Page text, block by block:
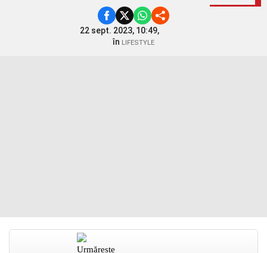
22 sept. 2023, 10:49,
în LIFESTYLE